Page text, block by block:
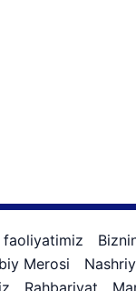
faoliyatimiz
Merosi
Rahbariyat